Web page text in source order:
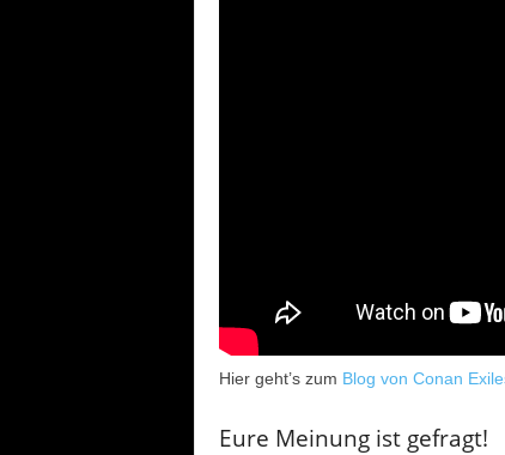
Hier geht’s zum Blog von Conan
Eure Meinung ist gefragt!